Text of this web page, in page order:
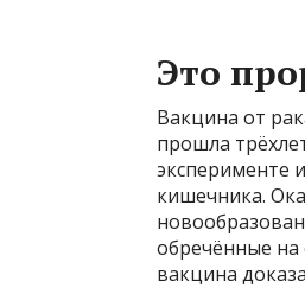
Это
Вакцина от
прошла
эксперименте
кишечника.
обречённые
вакцина